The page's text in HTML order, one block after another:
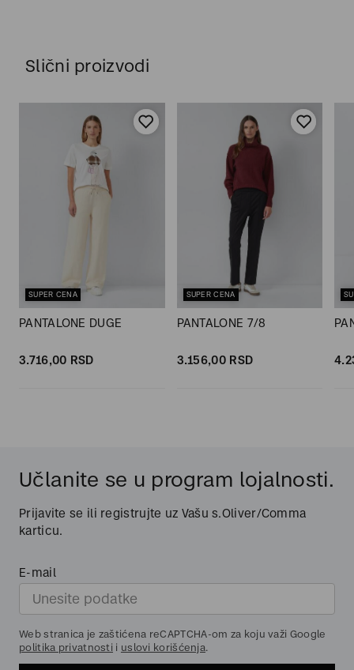
Slični proizvodi
SUPER CENA
PANTALONE DUGE
3.716,00 RSD
SUPER CENA
PANTALONE 7/8
3.156,00 RSD
Učlanite se u program lojalnosti.
Prijavite se ili registrujte uz Vašu s.Oliver/Comma
karticu.
E-mail
Web stranica je zaštićena reCAPTCHA-om za koju važi Google
politika privatnosti i uslovi korišćenja.